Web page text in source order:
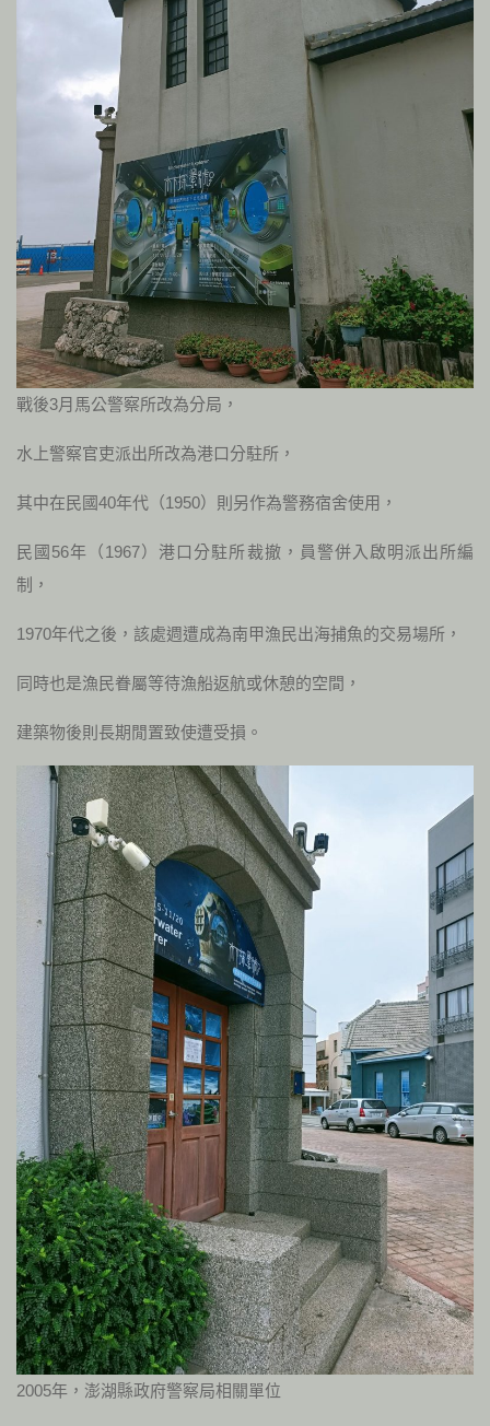
戰後3月馬公警察所改為分局，
水上警察官吏派出所改為港口分駐所，
其中在民國40年代（1950）則另作為警務宿舍使用，
民國56年（1967）港口分駐所裁撤，員警併入啟明派出所編
制，
1970年代之後，該處週遭成為南甲漁民出海捕魚的交易場所，
同時也是漁民眷屬等待漁船返航或休憩的空間，
建築物後則長期閒置致使遭受損。
2005年，澎湖縣政府警察局相關單位